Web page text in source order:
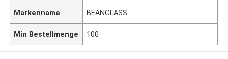
Markenname BEANGLASS
Min Bestellmenge 100